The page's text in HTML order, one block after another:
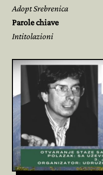
Adopt Srebrenica
Parole chiave
Intitolazioni